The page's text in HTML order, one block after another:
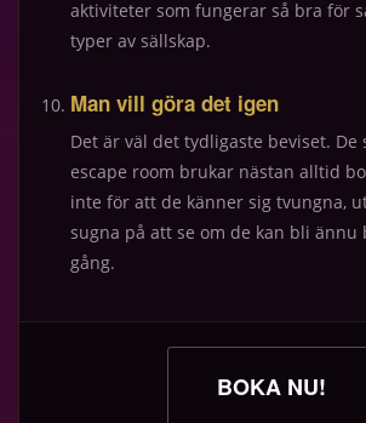
aktiviteter som fungerar så bra för
typer av sällskap.
Man vill göra det igen
Det är väl det tydligaste beviset. De
escape room brukar nästan alltid
inte för att de känner sig tvungna,
sugna på att se om de kan bli ännu
gång.
BOKA NU!